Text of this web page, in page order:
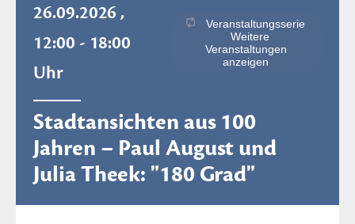
26.09.2026 ,
12:00 - 18:00
Uhr
Veranstaltungsserie
Weitere
Veranstaltungen
anzeigen
Stadtansichten aus 100
Jahren – Paul August und
Julia Theek: "180 Grad"